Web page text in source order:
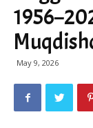
May 9, 2026